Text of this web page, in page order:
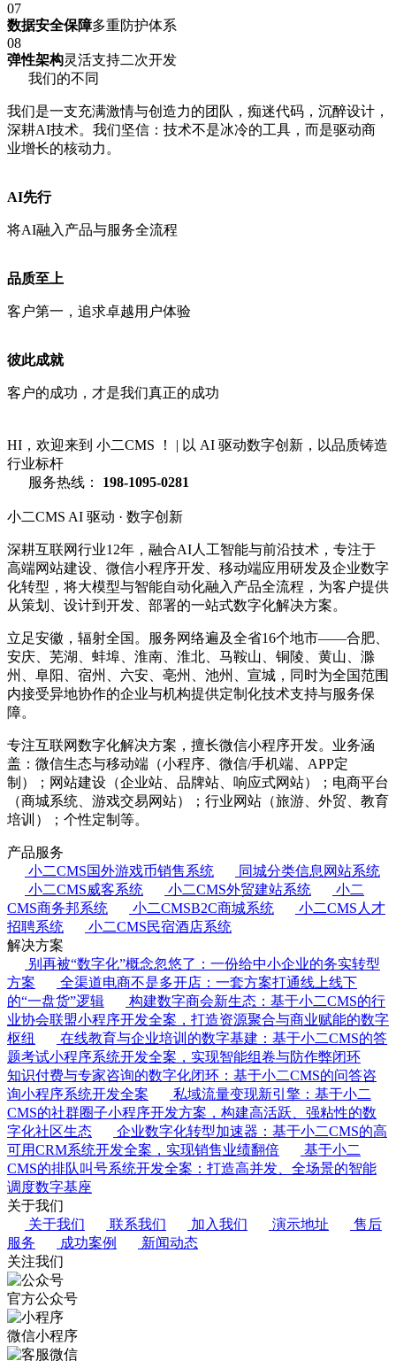
07
数据安全保障多重防护体系
08
弹性架构灵活支持二次开发
我们的不同
我们是一支充满激情与创造力的团队，痴迷代码，沉醉设计，
深耕AI技术。我们坚信：技术不是冰冷的工具，而是驱动商
业增长的核动力。
AI先行
将AI融入产品与服务全流程
品质至上
客户第一，追求卓越用户体验
彼此成就
客户的成功，才是我们真正的成功
HI，欢迎来到 小二CMS ！
以 AI 驱动数字创新，以品质铸造
行业标杆
服务热线：
198-1095-0281
小二CMS AI 驱动 · 数字创新
深耕互联网行业12年，融合AI人工智能与前沿技术，专注于
高端网站建设、微信小程序开发、移动端应用研发及企业数字
化转型，将大模型与智能自动化融入产品全流程，为客户提供
从策划、设计到开发、部署的一站式数字化解决方案。
立足安徽，辐射全国。服务网络遍及全省16个地市——合肥、
安庆、芜湖、蚌埠、淮南、淮北、马鞍山、铜陵、黄山、滁
州、阜阳、宿州、六安、亳州、池州、宣城，同时为全国范围
内接受异地协作的企业与机构提供定制化技术支持与服务保
障。
专注互联网数字化解决方案，擅长微信小程序开发。业务涵
盖：微信生态与移动端（小程序、微信/手机端、APP定
制）；网站建设（企业站、品牌站、响应式网站）；电商平台
（商城系统、游戏交易网站）；行业网站（旅游、外贸、教育
培训）；个性定制等。
产品服务
小二CMS国外游戏币销售系统
同城分类信息网站系统
小二CMS威客系统
小二CMS外贸建站系统
小二
CMS商务邦系统
小二CMSB2C商城系统
小二CMS人才
招聘系统
小二CMS民宿酒店系统
解决方案
别再被“数字化”概念忽悠了：一份给中小企业的务实转型
方案
全渠道电商不是多开店：一套方案打通线上线下
的“一盘货”逻辑
构建数字商会新生态：基于小二CMS的行
业协会联盟小程序开发全案，打造资源聚合与商业赋能的数字
枢纽
在线教育与企业培训的数字基建：基于小二CMS的答
题考试小程序系统开发全案，实现智能组卷与防作弊闭环
知识付费与专家咨询的数字化闭环：基于小二CMS的问答咨
询小程序系统开发全案
私域流量变现新引擎：基于小二
CMS的社群圈子小程序开发方案，构建高活跃、强粘性的数
字化社区生态
企业数字化转型加速器：基于小二CMS的高
可用CRM系统开发全案，实现销售业绩翻倍
基于小二
CMS的排队叫号系统开发全案：打造高并发、全场景的智能
调度数字基座
关于我们
关于我们
联系我们 加入我们 演示地址
售后
服务
成功案例
新闻动态
关注我们
官方公众号
微信小程序